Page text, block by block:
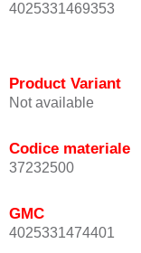
4025331469353
Product Variant
Not available
Codice materiale
37232500
GMC
4025331474401